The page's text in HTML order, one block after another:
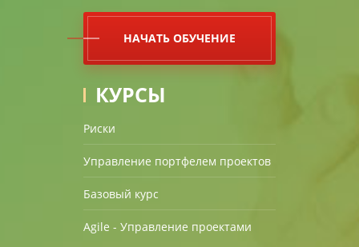
НАЧАТЬ ОБУЧЕНИЕ
КУРСЫ
Риски
Управление портфелем проектов
Базовый курс
Agile - Управление проектами